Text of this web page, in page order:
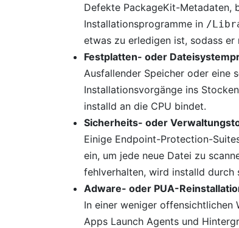
Defekte PackageKit-Metadaten,
Installationsprogramme in /
etwas zu erledigen ist, sodass
Festplatten- oder
Ausfallender Speicher oder eine
Installationsvorgänge ins
installd an die CPU bindet.
Sicherheits- oder
Einige Endpoint-Protection-
ein, um jede neue Datei zu
fehlverhalten, wird installd durch
Adware- oder PUA-
In einer weniger offensichtlichen
Apps Launch Agents und